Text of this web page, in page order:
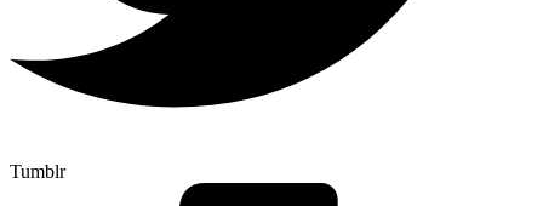
Tumblr